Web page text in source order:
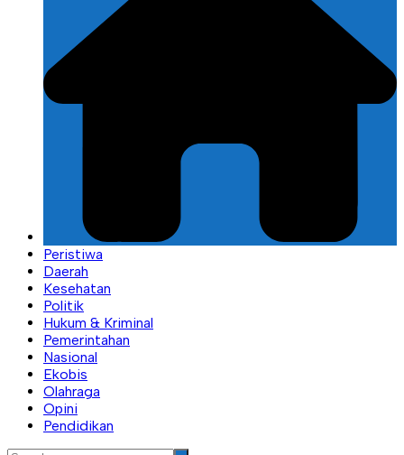
Peristiwa
Daerah
Kesehatan
Politik
Hukum & Kriminal
Pemerintahan
Nasional
Ekobis
Olahraga
Opini
Pendidikan